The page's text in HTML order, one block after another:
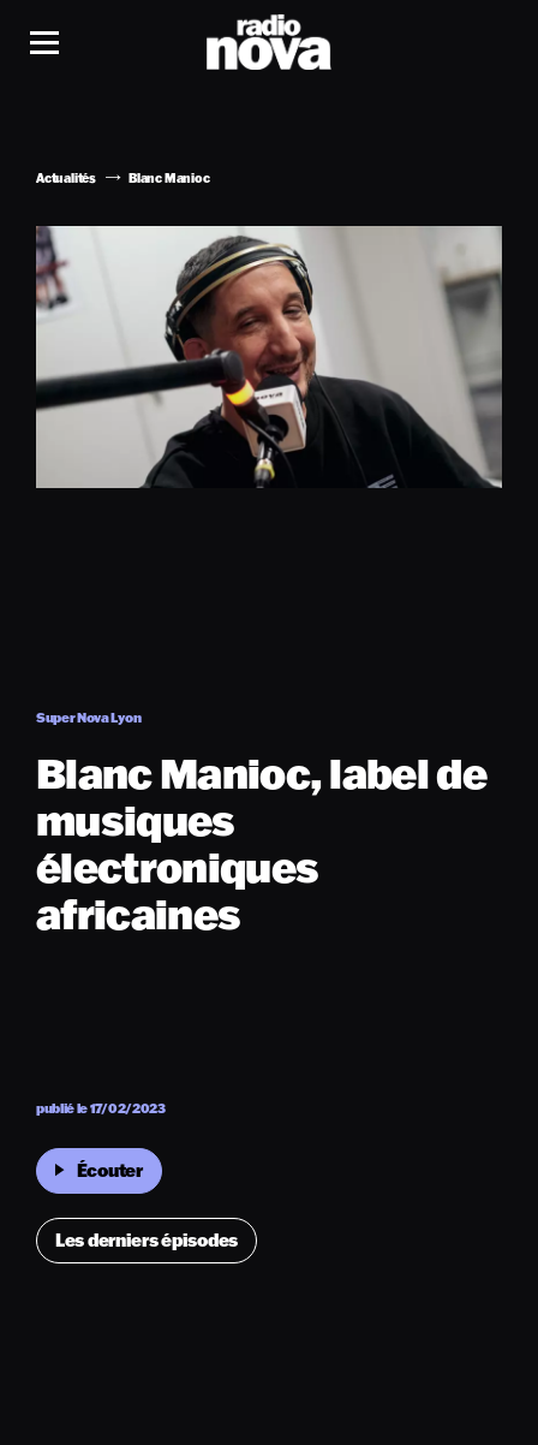
Actualités Blanc Manioc
Super Nova Lyon
Blanc Manioc, label de
musiques
électroniques
africaines
Écouter
Les derniers épisodes
publié le 17/02/2023